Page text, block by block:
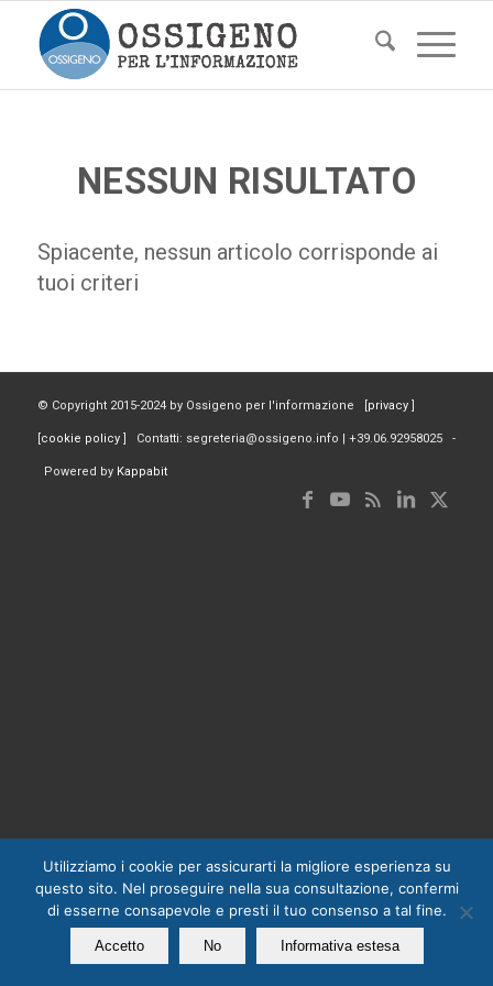
NESSUN RISULTATO
Spiacente, nessun articolo corrisponde ai
tuoi criteri
© Copyright 2015-2024 by Ossigeno per l'informazione [privacy ]
[cookie policy ] Contatti: segreteria@ossigeno.info | +39.06.92958025 -
Powered by Kappabit
Utilizziamo i cookie per assicurarti la migliore esperienza su
questo sito. Nel proseguire nella sua consultazione, confermi
di esserne consapevole e presti il tuo consenso a tal fine.
Accetto No Informativa estesa